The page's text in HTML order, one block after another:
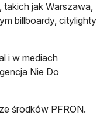
jak Warszawa,
billboardy, citylighty
i w mediach
Nie Do
środków PFRON.